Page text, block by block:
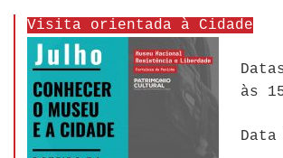
Visita orientada à Cidade
às